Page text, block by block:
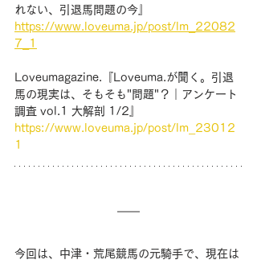
れない、引退馬問題の今』
https://www.loveuma.jp/post/lm_22082
7_1
Loveumagazine.『Loveuma.が聞く。引退
馬の現実は、そもそも"問題"？｜アンケート
調査 vol.1 大解剖 1/2』
https://www.loveuma.jp/post/lm_23012
1
今回は、中津・荒尾競馬の元騎手で、現在は